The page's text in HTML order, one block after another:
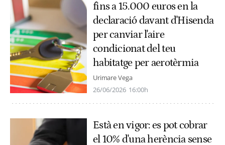
fins a 15.000 euros en la
declaració davant d'Hisenda
per canviar l'aire
condicionat del teu
habitatge per aerotèrmia
Urimare Vega
26/06/2026 16:00h
Està en vigor: es pot cobrar
el 10% d'una herència sense